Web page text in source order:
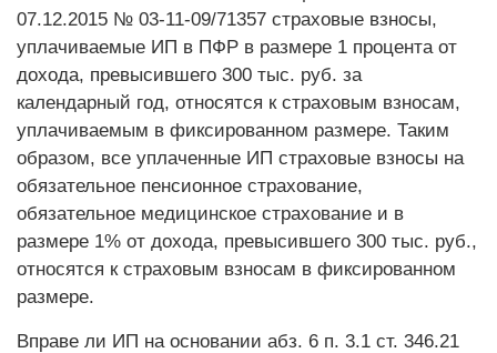
07.12.2015 № 03-11-09/71357 страховые взносы,
уплачиваемые ИП в ПФР в размере 1 процента от
дохода, превысившего 300 тыс. руб. за
календарный год, относятся к страховым взносам,
уплачиваемым в фиксированном размере. Таким
образом, все уплаченные ИП страховые взносы на
обязательное пенсионное страхование,
обязательное медицинское страхование и в
размере 1% от дохода, превысившего 300 тыс. руб.,
относятся к страховым взносам в фиксированном
размере.
Вправе ли ИП на основании абз. 6 п. 3.1 ст. 346.21